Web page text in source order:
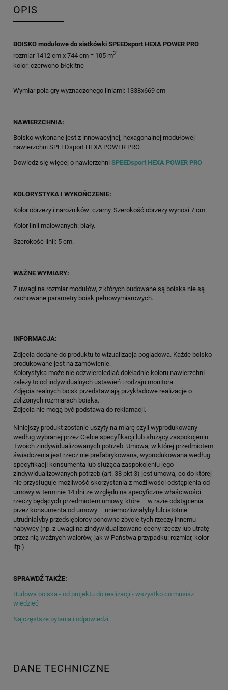
OPIS
BOISKO modułowe do siatkówki SPEEDsport HEXA POWER PRO
rozmiar 1412 cm x 744 cm = 105 m2
kolor: czerwono-błękitne
Wymiar pola gry wyznaczonego liniami: 1338x669 cm
NAWIERZCHNIA:
Boisko wykonane jest z innowacyjnej, hexagonalnej modułowej
nawierzchni SPEEDsport HEXA POWER PRO.
Dowiedz się więcej o nawierzchni SPEEDsport HEXA POWER PRO
KOLORYSTYKA I WYKOŃCZENIE:
Kolor obrzeży i narożników: czarny. Szerokość obrzeży wynosi 7 cm.
Kolor linii malowanych: biały.
Szerokość linii: 5 cm.
WAŻNE WYMIARY:
Z uwagi na rozmiar modułów, z których budowane są boiska nie są
zachowane parametry boisk pełnowymiarowych.
INFORMACJA:
Zdjęcia dodane do produktu to wizualizacja poglądowa. Każde boisko
produkowane jest na zamówienie.
Kolorystyka może nie odzwierciedlać dokładnie koloru nawierzchni -
zależy to od indywidualnych ustawień i rodzaju monitora.
Zdjęcia realnych boisk przedstawiają przykładowe realizacje o
zbliżonych rozmiarach boiska.
Zdjęcia nie mogą być podstawą do reklamacji.
Niniejszy produkt zostanie uszyty na miarę czyli wyprodukowany
według wybranej przez Ciebie specyfikacji lub służący zaspokojeniu
Twoich zindywidualizowanych potrzeb. Umowa, w której przedmiotem
świadczenia jest rzecz nie prefabrykowana, wyprodukowana według
specyfikacji konsumenta lub służąca zaspokojeniu jego
zindywidualizowanych potrzeb (art. 38 pkt 3) jest umową, co do której
nie przysługuje możliwość skorzystania z możliwości odstąpienia od
umowy w terminie 14 dni ze względu na specyficzne właściwości
rzeczy będących przedmiotem umowy, które – w razie odstąpienia
przez konsumenta od umowy – uniemożliwiałyby lub istotnie
utrudniałyby przedsiębiorcy ponowne zbycie tych rzeczy innemu
nabywcy (np. z uwagi na zindywidualizowane cechy rzeczy lub utratę
przez nią ważnych walorów, jak w Państwa przypadku: rozmiar, kolor
itp.).
SPRAWDŹ TAKŻE:
Budowa boiska - od projektu do realizacji - wszystko co musisz
wiedzieć
Najczęstsze pytania i odpowiedzi
DANE TECHNICZNE